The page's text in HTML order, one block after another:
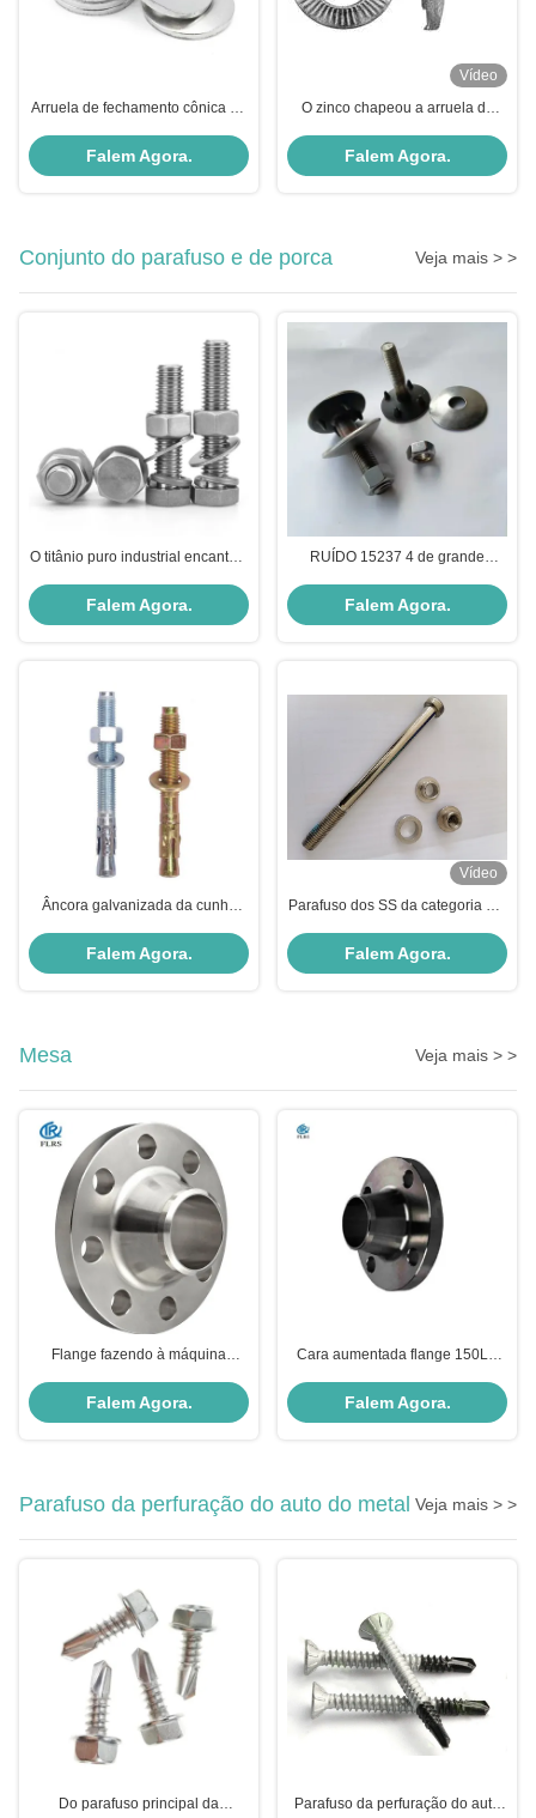
Arruela de fechamento cônica de
material para a conexão de
Falem Agora.
Vídeo
O zinco chapeou a arruela de
RUÍDO 6795 com os seis dentes
Falem Agora.
Conjunto do parafuso e de porca Veja mais > >
O titânio puro industrial encanta o
parafuso com conjunto da arruela
Falem Agora.
RUÍDO 15237 4 de grande
Nut Assembly Zinc
Falem Agora.
Âncora galvanizada da cunha
carbono
Falem Agora.
Vídeo
Parafuso dos SS da categoria 8,8
M10 para os encaixes do esporte
Falem Agora.
Mesa Veja mais > >
Flange fazendo à máquina
forjamento com o certificado
EN10204-3.1
Falem Agora.
Cara aumentada flange 150LB
pintura do aço carbono de ASME
B16.5
Falem Agora.
Parafuso da perfuração do auto do metal Veja mais > >
Do parafuso principal da
Parafuso da perfuração do auto